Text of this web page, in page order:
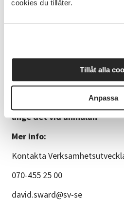
cookies du tillåter.
Tillåt alla
Anpassa
Fällgren Glemme
Vid anmälan är
preliminära. Du får kallelse till
före kursstart. Vi kontaktar
reserverar oss för att behöva
få anmälda deltagare.
kursavgiften.
ange det vid anmälan
Mer info:
Kontakta
070-455 25 00
david.sward@sv-se